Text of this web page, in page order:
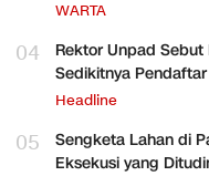
WARTA
04
Rektor Unpad
Sedikitnya
Headline
05
Sengketa Lahan di
Eksekusi yang